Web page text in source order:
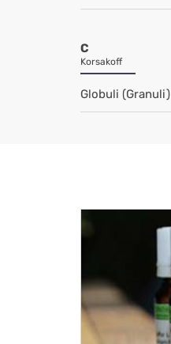
C
Korsakoff
Globuli (Granuli)